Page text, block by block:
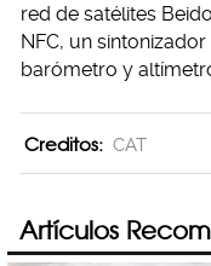
red de satélites
NFC, un
barómetro y
Creditos: CAT
Artículos